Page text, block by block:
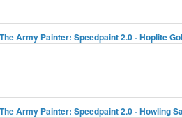
The Army Painter: Speedpaint 2.0 - Hoplite
The Army Painter: Speedpaint 2.0 - Howling